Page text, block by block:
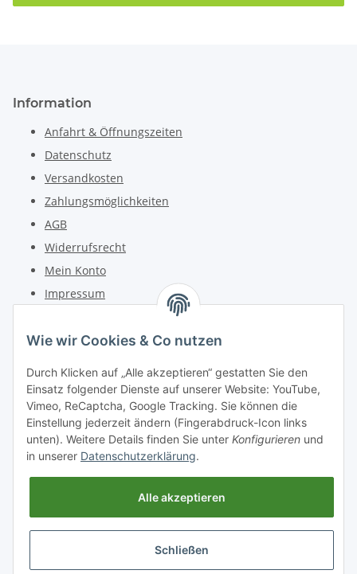
Wie wir Cookies & Co nutzen
Durch Klicken auf „Alle akzeptieren“ gestatten Sie den
Einsatz folgender Dienste auf unserer Website: YouTube,
Vimeo, ReCaptcha, Google Tracking. Sie können die
Einstellung jederzeit ändern (Fingerabdruck-Icon links
unten). Weitere Details finden Sie unter Konfigurieren und
in unserer Datenschutzerklärung.
Alle akzeptieren
Schließen
Information
Anfahrt & Öffnungszeiten
Datenschutz
Versandkosten
Zahlungsmöglichkeiten
AGB
Widerrufsrecht
Mein Konto
Impressum
Telefon: +49 (0) 6162 5554
Fax: +49 (0) 6162 5220
Email: info@diedrucker.de
Freiherr-vom-Stein-Straße 4
D-64354 Reinheim
Vertrag widerrufen
* Alle Preise inkl. gesetzlicher USt., zzgl.